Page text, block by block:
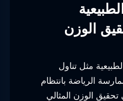
الوزن
مثل تناول
الرياضة بانتظام
الوزن المثالي